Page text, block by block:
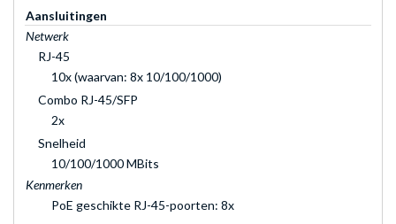
Aansluitingen
Netwerk
RJ-45
10x (waarvan: 8x 10/100/1000)
Combo RJ-45/SFP
2x
Snelheid
10/100/1000 MBits
Kenmerken
PoE geschikte RJ-45-poorten: 8x